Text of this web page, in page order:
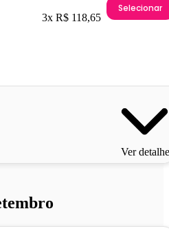
3x R$ 118,65
Selecionar
Ver